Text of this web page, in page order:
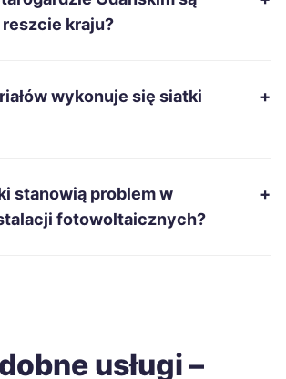
kraju?
wykonuje się siatki
+
stanowią problem w
fotowoltaicznych?
+
usługi –